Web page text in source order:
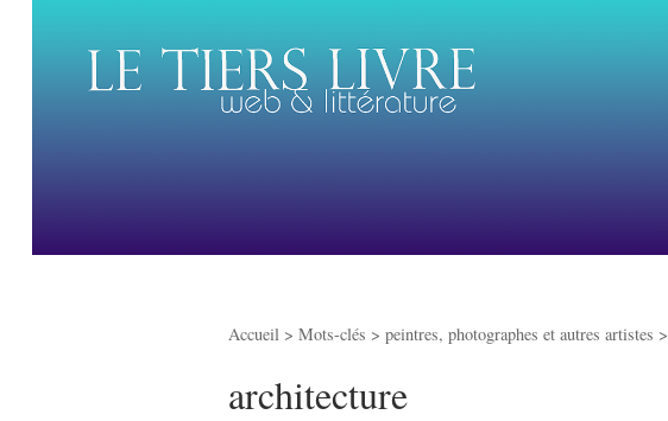
Accueil > Mots-clés > peintres, photographes et autres artistes >
architecture